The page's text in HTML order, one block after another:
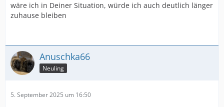
wäre ich in Deiner Situation, würde ich auch deutlich länger
zuhause bleiben
Anuschka66
Neuling
5. September 2025 um 16:50